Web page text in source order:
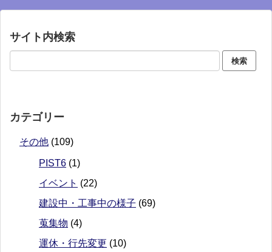
サイト内検索
カテゴリー
その他 (109)
PIST6 (1)
イベント (22)
建設中・工事中の様子 (69)
蒐集物 (4)
運休・行先変更 (10)